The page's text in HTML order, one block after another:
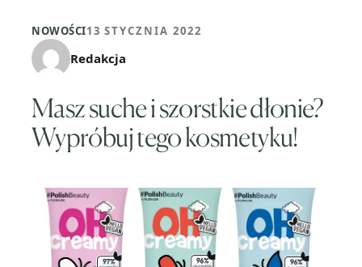
NOWOŚCI13 STYCZNIA 2022
Redakcja
Masz suche i szorstkie dłonie?
Wypróbuj tego kosmetyku!